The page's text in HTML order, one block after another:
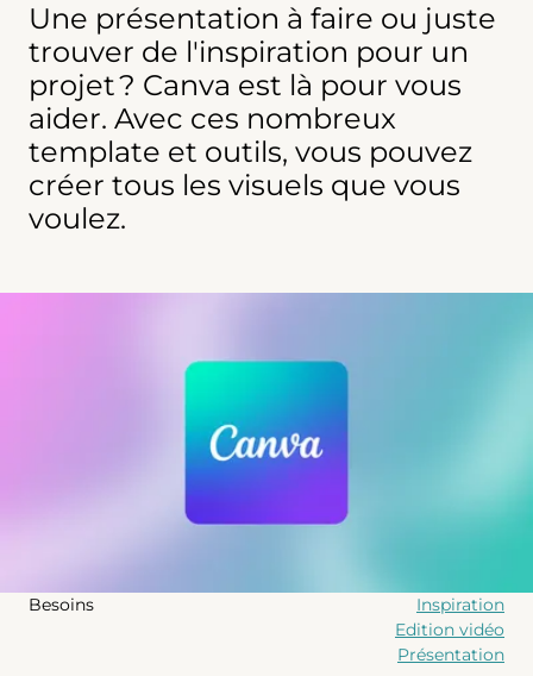
Une présentation à faire ou juste
trouver de l'inspiration pour un
projet ? Canva est là pour vous
aider. Avec ces nombreux
template et outils, vous pouvez
créer tous les visuels que vous
voulez.
Besoins
Inspiration
Edition vidéo
Présentation